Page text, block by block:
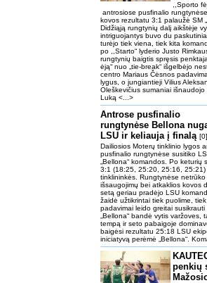
,,Sporto
antrosiose pusfinalio
kovos rezultatu 3:1 palaužė SM
Didžiąją rungtynių dalį aikštėje
intriguojantys buvo du
turėjo tiek viena, tiek kita
po ,,Starto“ lyderio Justo
rungtynių baigtis spręsis
ėją“ nuo „tie-break“ išgelbėjo
centro Mariaus Čėsnos
lygus, o jungiantieji Vilius
Oleškevičius sumaniai
Luką <...>
Antrose pusfinalio
rungtynėse Bellona
LSU ir keliauja į finalą [0]
Dailiosios Moterų tinklinio lygos
pusfinalio rungtynėse susitiko
„Bellona“ komandos. Po
3:1 (18:25, 25:20, 25:16, 25:21)
tinklininkės. Rungtynėse
išsaugojimų bei atkaklios kovos
setą geriau pradėjo LSU
žaidė užtikrintai tiek puolime,
padavimai leido greitai
„Bellona“ bandė vytis varžoves,
tempą ir seto pabaigoje
baigėsi rezultatu 25:18 LSU
iniciatyvą perėmė „Bellona“.
penkių